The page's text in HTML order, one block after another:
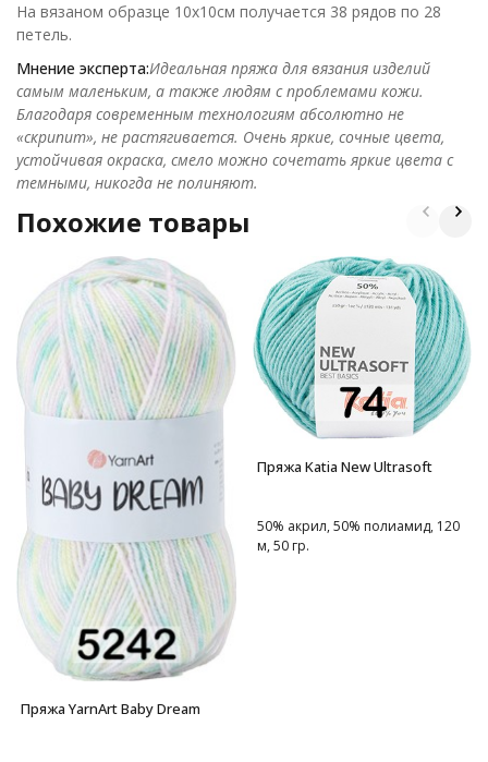
На вязаном образце 10х10см получается 38 рядов по 28
петель.
Мнение эксперта:Идеальная пряжа для вязания изделий
самым маленьким, а также людям с проблемами кожи.
Благодаря современным технологиям абсолютно не
«скрипит», не растягивается. Очень яркие, сочные цвета,
устойчивая окраска, смело можно сочетать яркие цвета с
темными, никогда не полиняют.
Похожие товары
Пряжа YarnArt Baby Dream
Пряжа Katia New Ultrasoft
50% акрил, 50% полиамид, 120
м, 50 гр.